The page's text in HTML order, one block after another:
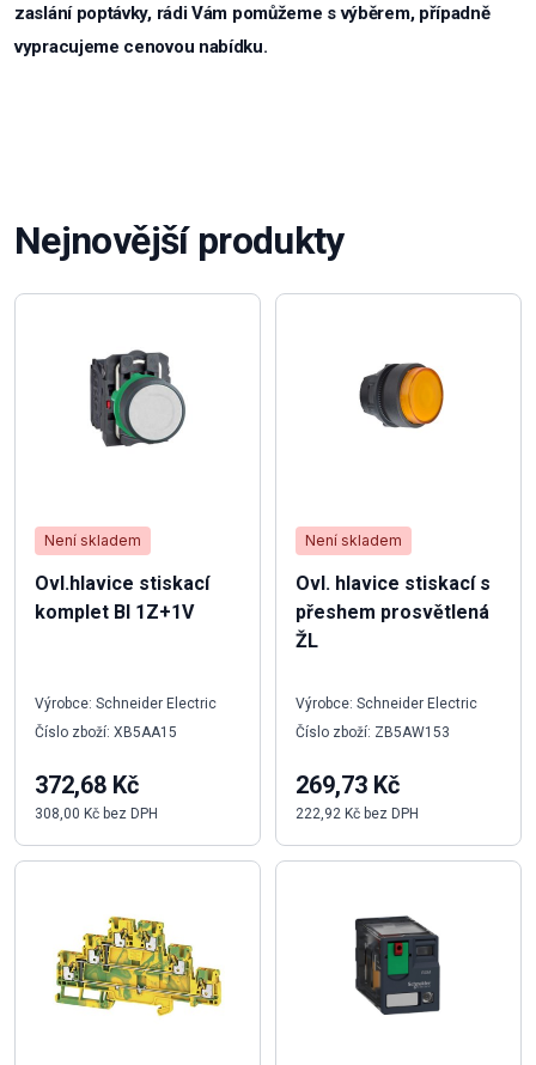
zaslání poptávky, rádi Vám pomůžeme s výběrem, případně
vypracujeme cenovou nabídku.
Nejnovější produkty
Není skladem
Ovl.hlavice stiskací
komplet BI 1Z+1V
Výrobce: Schneider Electric
Číslo zboží: XB5AA15
372,68 Kč
308,00 Kč bez DPH
Není skladem
Ovl. hlavice stiskací s
přeshem prosvětlená
ŽL
Výrobce: Schneider Electric
Číslo zboží: ZB5AW153
269,73 Kč
222,92 Kč bez DPH